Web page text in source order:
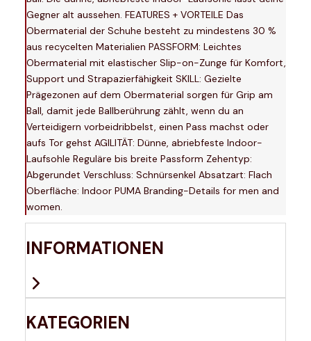
Gegner alt aussehen. FEATURES + VORTEILE Das
Obermaterial der Schuhe besteht zu mindestens 30 %
aus recycelten Materialien PASSFORM: Leichtes
Obermaterial mit elastischer Slip-on-Zunge für Komfort,
Support und Strapazierfähigkeit SKILL: Gezielte
Prägezonen auf dem Obermaterial sorgen für Grip am
Ball, damit jede Ballberührung zählt, wenn du an
Verteidigern vorbeidribbelst, einen Pass machst oder
aufs Tor gehst AGILITÄT: Dünne, abriebfeste Indoor-
Laufsohle Reguläre bis breite Passform Zehentyp:
Abgerundet Verschluss: Schnürsenkel Absatzart: Flach
Oberfläche: Indoor PUMA Branding-Details for men and
women.
INFORMATIONEN
KATEGORIEN